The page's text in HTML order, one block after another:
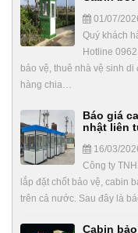
01/07/
Quý khách
Hotline
bảo vệ, thuê nhà vệ sinh
hàng chia…
Báo giá
nhật liên
16/03/
Công ty
lắp đặt chốt bảo vệ, cabin
trên cả nước. Sau đây là
Cabin